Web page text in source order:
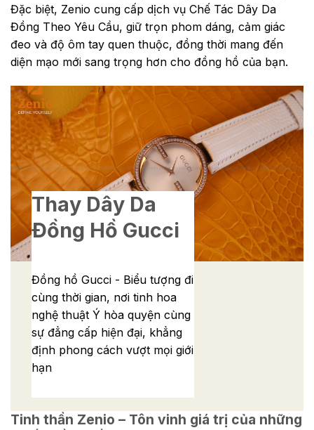
Đặc biệt, Zenio cung cấp dịch vụ Chế Tác Dây Da
Đồng Theo Yêu Cầu, giữ trọn phom dáng, cảm giác
đeo và độ ôm tay quen thuộc, đồng thời mang đến
diện mạo mới sang trọng hơn cho đồng hồ của bạn.
Thay Dây Da
Đồng Hồ Gucci
Đồng hồ Gucci - Biểu tượng đi
cùng thời gian, nơi tinh hoa
nghệ thuật Ý hòa quyện cùng
sự đẳng cấp hiện đại, khẳng
định phong cách vượt mọi giới
hạn
Tinh thần Zenio – Tôn vinh giá trị của những